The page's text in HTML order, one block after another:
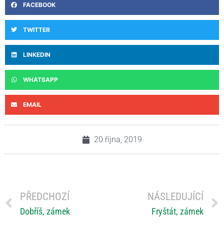
FACEBOOK
TWITTER
LINKEDIN
WHATSAPP
EMAIL
20 října, 2019
PŘEDCHOZÍ
Dobříš, zámek
NÁSLEDUJÍCÍ
Fryštát, zámek